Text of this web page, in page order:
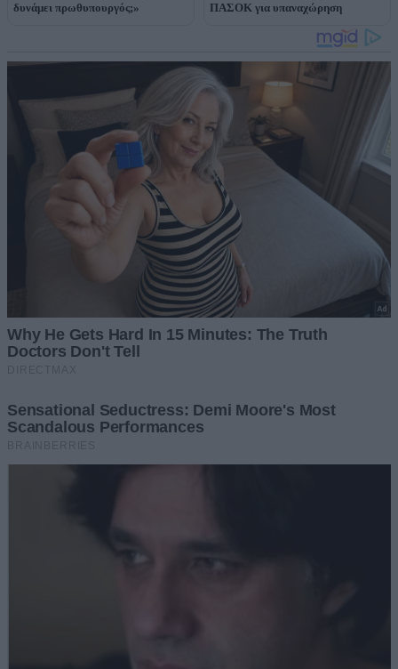
δυνάμει πρωθυπουργός;»
ΠΑΣΟΚ για υπαναχώρηση